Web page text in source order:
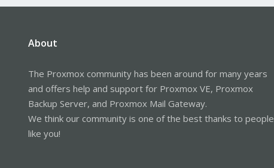
About
The Proxmox community has been around for many years
and offers help and support for Proxmox VE, Proxmox
Backup Server, and Proxmox Mail Gateway.
We think our community is one of the best thanks to people
like you!